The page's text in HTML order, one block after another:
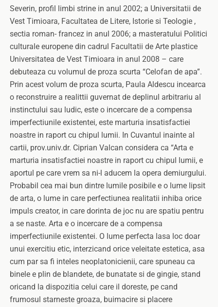
Severin, profil limbi strine in anul 2002; a Universitatii de
Vest Timioara, Facultatea de Litere, Istorie si Teologie ,
sectia roman- francez in anul 2006; a masteratului Politici
culturale europene din cadrul Facultatii de Arte plastice
Universitatea de Vest Timioara in anul 2008 – care
debuteaza cu volumul de proza scurta “Celofan de apa”.
Prin acest volum de proza scurta, Paula Aldescu incearca
o reconstruire a realittii guvernat de deplinul arbitrariu al
instinctului sau ludic, este o incercare de a compensa
imperfectiunile existentei, este marturia insatisfactiei
noastre in raport cu chipul lumii. In Cuvantul inainte al
cartii, prov.univ.dr. Ciprian Valcan considera ca “Arta e
marturia insatisfactiei noastre in raport cu chipul lumii, e
aportul pe care vrem sa ni-l aducem la opera demiurgului.
Probabil cea mai bun dintre lumile posibile e o lume lipsit
de arta, o lume in care perfectiunea realitatii inhiba orice
impuls creator, in care dorinta de joc nu are spatiu pentru
a se naste. Arta e o incercare de a compensa
imperfectiunile existentei. O lume perfecta lasa loc doar
unui exercitiu etic, interzicand orice veleitate estetica, asa
cum par sa fi inteles neoplatonicienii, care spuneau ca
binele e plin de blandete, de bunatate si de gingie, stand
oricand la dispozitia celui care il doreste, pe cand
frumosul starneste groaza, buimacire si placere